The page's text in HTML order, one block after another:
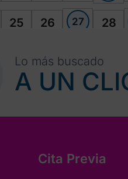
25 26 27 28
Lo más buscado
A UN
Cita Previa